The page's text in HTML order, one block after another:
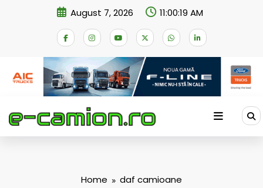
August 7, 2026 11:00:19 AM
Home daf camioane